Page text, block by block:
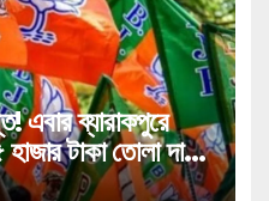
এবার ব্যারাকপুরে
টাকা তোলা দাবির
অডিও!